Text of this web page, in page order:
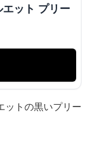
ット プリー
ットの黒いプリー